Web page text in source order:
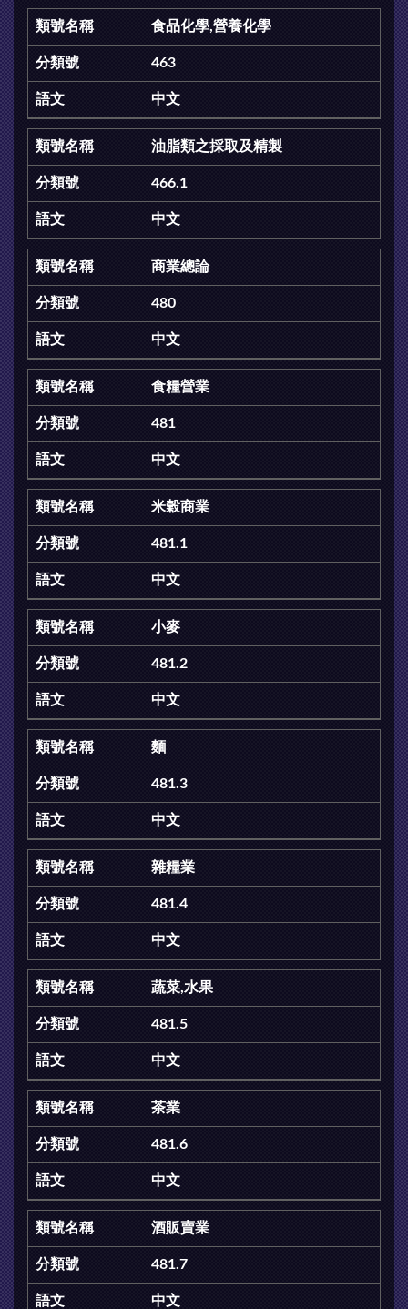
食品化學,營養化學
463
中文
油脂類之採取及精製
466.1
中文
商業總論
480
中文
食糧營業
481
中文
米穀商業
481.1
中文
小麥
481.2
中文
麵
481.3
中文
雜糧業
481.4
中文
蔬菜,水果
481.5
中文
茶業
481.6
中文
酒販賣業
481.7
中文